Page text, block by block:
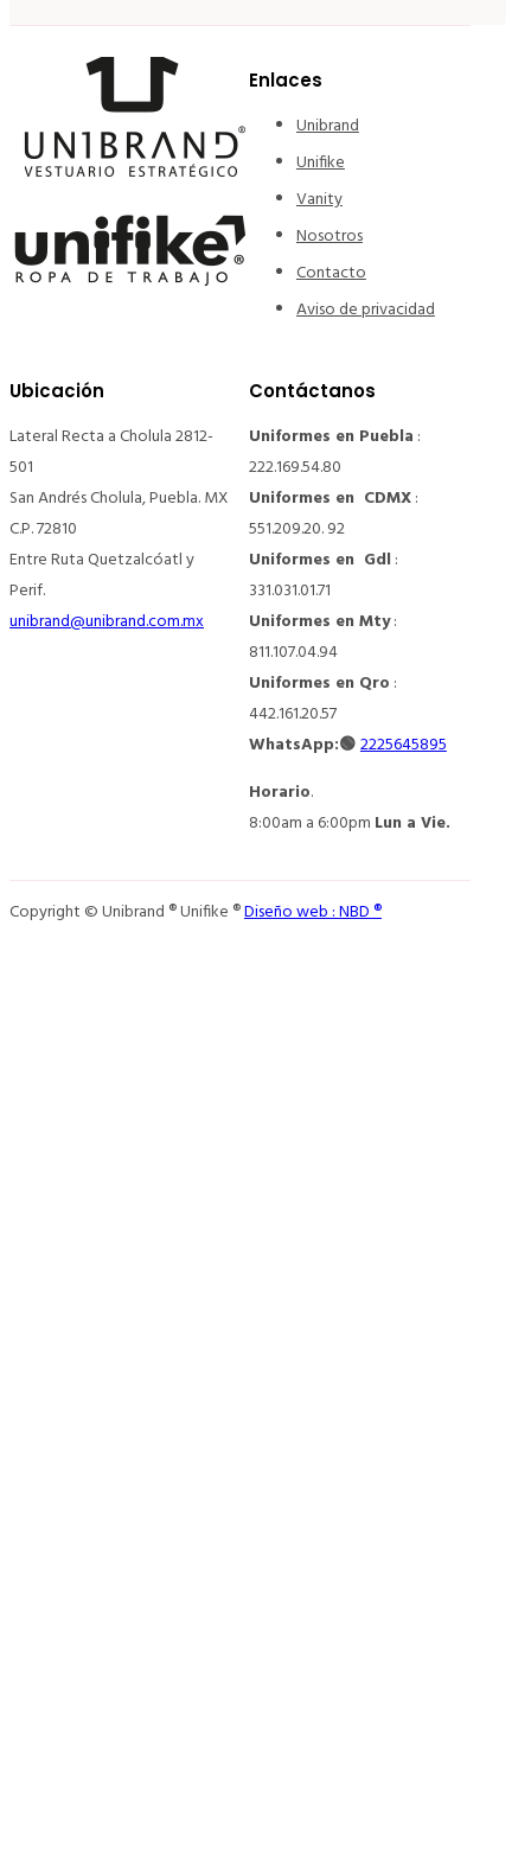
Enlaces
Unibrand
Unifike
Vanity
Nosotros
Contacto
Aviso de privacidad
Ubicación
Lateral Recta a Cholula 2812-
501
San Andrés Cholula, Puebla. MX
C.P. 72810
Entre Ruta Quetzalcóatl y
Perif.
unibrand@unibrand.com.mx
Contáctanos
Uniformes en Puebla :
222.169.54.80
Uniformes en CDMX:
551.209.20. 92
Uniformes en Gdl :
331.031.01.71
Uniformes en Mty:
811.107.04.94
Uniformes en Qro :
442.161.20.57
WhatsApp:🟢2225645895
Horario.
8:00am a 6:00pm Lun a Vie.
Copyright © Unibrand ® Unifike ®Diseño web : NBD ®